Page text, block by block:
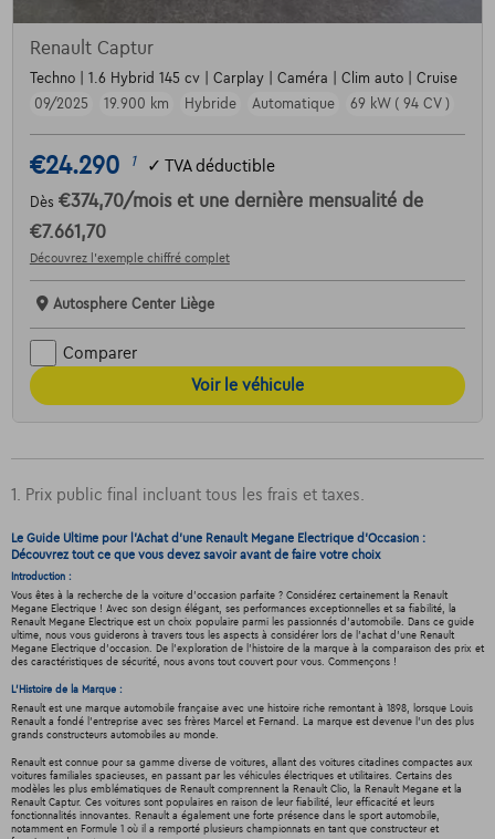
Renault Captur
Techno | 1.6 Hybrid 145 cv | Carplay | Caméra | Clim auto | Cruise
09/2025
19.900 km Hybride Automatique 69 kW ( 94 CV )
€24.290 1 ✓ TVA déductible
Dès €374,70/mois et une dernière mensualité de
€7.661,70
Découvrez l’exemple chiffré complet
Autosphere Center Liège
Comparer
Voir le véhicule
1. Prix public final incluant tous les frais et taxes.
Le Guide Ultime pour l'Achat d'une Renault Megane Electrique d'Occasion :
Découvrez tout ce que vous devez savoir avant de faire votre choix
Introduction :
Vous êtes à la recherche de la voiture d'occasion parfaite ? Considérez certainement la Renault
Megane Electrique ! Avec son design élégant, ses performances exceptionnelles et sa fiabilité, la
Renault Megane Electrique est un choix populaire parmi les passionnés d'automobile. Dans ce guide
ultime, nous vous guiderons à travers tous les aspects à considérer lors de l'achat d'une Renault
Megane Electrique d'occasion. De l'exploration de l'histoire de la marque à la comparaison des prix et
des caractéristiques de sécurité, nous avons tout couvert pour vous. Commençons !
L'Histoire de la Marque :
Renault est une marque automobile française avec une histoire riche remontant à 1898, lorsque Louis
Renault a fondé l'entreprise avec ses frères Marcel et Fernand. La marque est devenue l'un des plus
grands constructeurs automobiles au monde.
Renault est connue pour sa gamme diverse de voitures, allant des voitures citadines compactes aux
voitures familiales spacieuses, en passant par les véhicules électriques et utilitaires. Certains des
modèles les plus emblématiques de Renault comprennent la Renault Clio, la Renault Megane et la
Renault Captur. Ces voitures sont populaires en raison de leur fiabilité, leur efficacité et leurs
fonctionnalités innovantes. Renault a également une forte présence dans le sport automobile,
notamment en Formule 1 où il a remporté plusieurs championnats en tant que constructeur et